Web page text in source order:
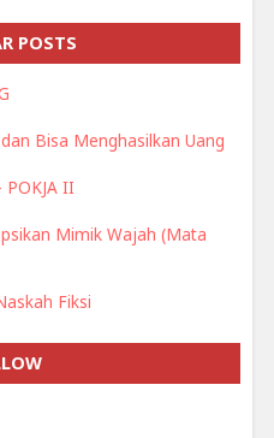
POSTS
Bisa Menghasilkan Uang
POKJA II
Mimik Wajah (Mata
Fiksi